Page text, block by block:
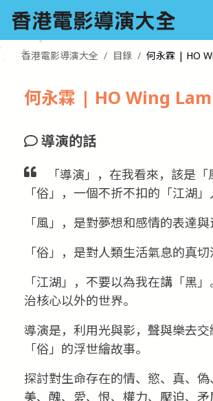
香港電影導演大全 目錄 何永霖 | HO
何永霖 | HO Wing
導演的話
「導演」，在我看來，該是
「俗」，一個不折不扣的「江湖」
「風」，是對夢想和感情的表達與
「俗」，是對人類生活氣息的真切
「江湖」，不要以為我在講「黑
治核心以外的世界。
導演是，利用光與影，聲與樂去
「俗」的浮世繪故事。
探討對生命存在的情、慾、真、偽
美、醜、愛、恨、權力、壓迫、